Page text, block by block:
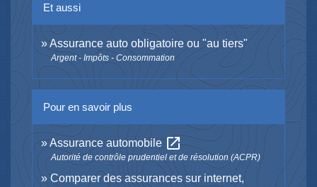
Et aussi
Assurance auto obligatoire ou "au tiers"
Argent - Impôts - Consommation
Pour en savoir plus
Assurance automobileopen_in_new
Autorité de contrôle prudentiel et de résolution (ACPR)
Comparer des assurances sur internet,